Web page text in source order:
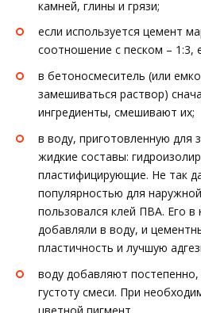
камней, глины и грязи;
если используется цемент
соотношение с песком – 1:3,
в бетоносмеситель (или
замешиваться раствор)
ингредиенты, смешивают их;
в воду, приготовленную для
жидкие составы:
пластифицирующие. Не так
популярностью для
пользовался клей ПВА. Его
добавляли в воду, и
пластичность и лучшую
воду добавляют
густоту смеси. При
цветной пигмент.